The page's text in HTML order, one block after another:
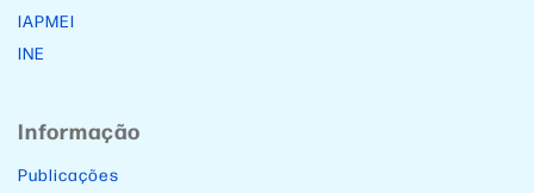
IAPMEI
INE
Informação
Publicações